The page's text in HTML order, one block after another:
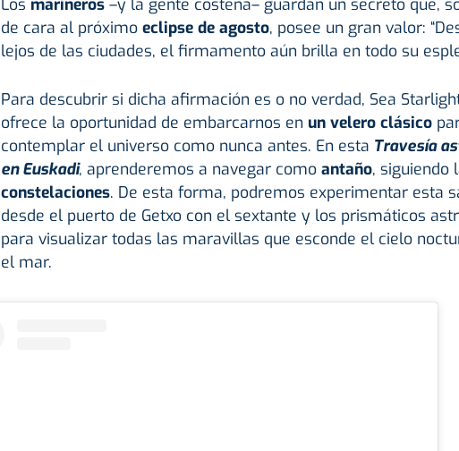
Los marineros –y la gente costeña– guardan un secreto que,
de cara al próximo eclipsede agosto, posee un gran valor:
lejos de las ciudades, el firmamento aún brilla en todo su
Para descubrir si dicha afirmación es o no verdad, Sea
ofrece la oportunidad de embarcarnos en un velero clásico
contemplar el universo como nunca antes. En esta Travesía
en Euskadi, aprenderemos a navegar como antaño, siguiendo
constelaciones. De esta forma, podremos experimentar esta
desde el puerto de Getxo con el sextante y los prismáticos
para visualizar todas las maravillas que esconde el cielo
el mar.